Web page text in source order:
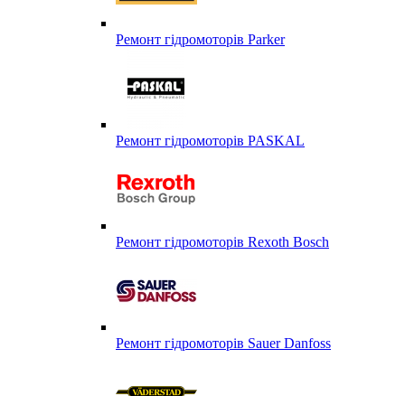
Ремонт гідромоторів Parker
Ремонт гідромоторів PASKAL
Ремонт гідромоторів Rexoth Bosch
Ремонт гідромоторів Sauer Danfoss